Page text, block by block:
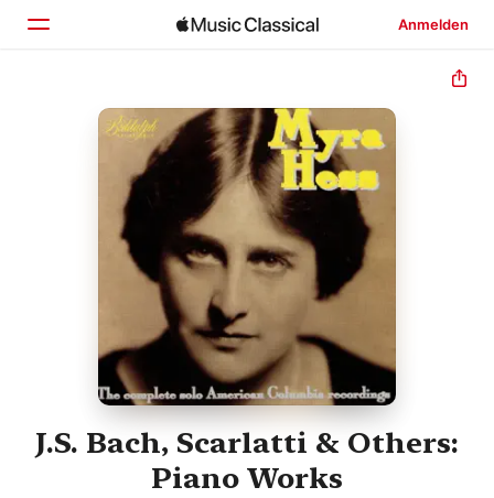
Anmelden
Startseite
Entdecken
Suchen
J.S. Bach, Scarlatti & Others:
Piano Works